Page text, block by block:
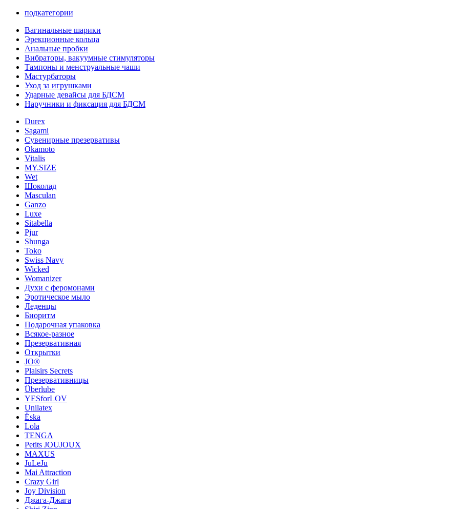
подкатегории
Вагинальные шарики
Эрекционные кольца
Анальные пробки
Вибраторы, вакуумные стимуляторы
Тампоны и менструальные чаши
Мастурбаторы
Уход за игрушками
Ударные девайсы для БДСМ
Наручники и фиксация для БДСМ
Durex
Sagami
Сувенирные презервативы
Okamoto
Vitalis
MY.SIZE
Wet
Шоколад
Masculan
Ganzo
Luxe
Sitabella
Pjur
Shunga
Toko
Swiss Navy
Wicked
Womanizer
Духи с феромонами
Эротическое мыло
Леденцы
Биоритм
Подарочная упаковка
Всякое-разное
Презервативная
Открытки
JO®
Plaisirs Secrets
Презервативницы
Überlube
YESforLOV
Unilatex
Ёska
Lola
TENGA
Petits JOUJOUX
MAXUS
JuLeJu
Mai Attraction
Crazy Girl
Joy Division
Джага-Джага